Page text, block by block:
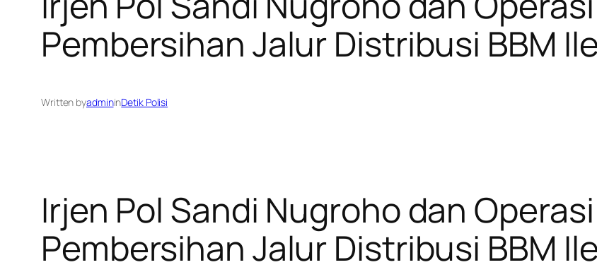
Pembersihan Jalur Distribusi BBM
Written byadmininDetik Polisi
Irjen Pol Sandi Nugroho dan
Pembersihan Jalur Distribusi BBM